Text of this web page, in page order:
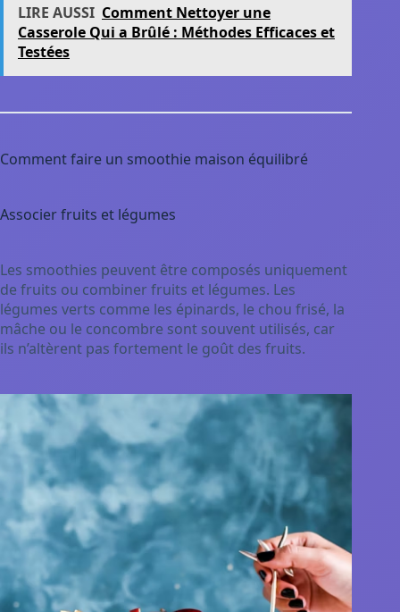
LIRE AUSSI Comment Nettoyer une
Casserole Qui a Brûlé : Méthodes Efficaces et
Testées
Comment faire un smoothie maison équilibré
Associer fruits et légumes
Les smoothies peuvent être composés uniquement
de fruits ou combiner fruits et légumes. Les
légumes verts comme les épinards, le chou frisé, la
mâche ou le concombre sont souvent utilisés, car
ils n’altèrent pas fortement le goût des fruits.